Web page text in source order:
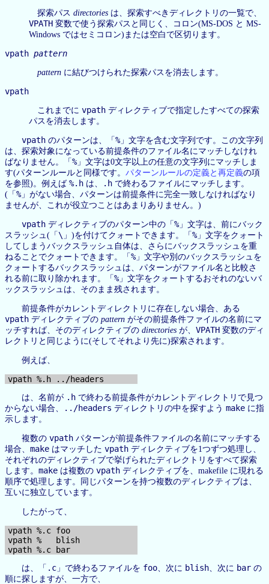
探索パス directories は、探索すべきディレクトリの一覧で、
VPATH 変数で使う探索パスと同じく、コロン(MS-DOS と MS-
Windows ではセミコロン)または空白で区切ります。
vpath pattern
pattern に結びつけられた探索パスを消去します。
vpath
これまでに vpath ディレクティブで指定したすべての探索
パスを消去します。
vpath のパターンは、「 %」文字を含む文字列です。この文字列
は、探索対象になっている前提条件のファイル名にマッチしなけれ
ばなりません。「 %」文字は0文字以上の任意の文字列にマッチしま
す(パターンルールと同様です。 パターンルールの定義と再定義の項
を参照)。例えば %.h は、 .h で終わるファイルにマッチします。
(「 %」がない場合、パターンは前提条件に完全一致しなければなり
ませんが、これが役立つことはあまりありません。)
vpath ディレクティブのパターン中の「 %」文字は、前にバック
スラッシュ(「 \ 」)を付けてクォートできます。「 %」文字をクォート
してしまうバックスラッシュ自体は、さらにバックスラッシュを重
ねることでクォートできます。「 %」文字や別のバックスラッシュを
クォートするバックスラッシュは、パターンがファイル名と比較さ
れる前に取り除かれます。「 %」文字をクォートするおそれのないバ
ックスラッシュは、そのまま残されます。
前提条件がカレントディレクトリに存在しない場合、ある
vpath ディレクティブの pattern がその前提条件ファイルの名前にマ
ッチすれば、そのディレクティブの directories が、 VPATH 変数のディ
レクトリと同じように(そしてそれより先に)探索されます。
例えば、
は、名前が .h で終わる前提条件がカレントディレクトリで見つ
からない場合、
../headers ディレクトリの中を探すよう make に指
示します。
複数の vpath パターンが前提条件ファイルの名前にマッチする
場合、 make はマッチした vpath ディレクティブを1つずつ処理し、
それぞれのディレクティブで挙げられたディレクトリをすべて探索
します。 make は複数の vpath ディレクティブを、makefile に現れる
順序で処理します。同じパターンを持つ複数のディレクティブは、
互いに独立しています。
したがって、
vpath %.c foo
vpath %   blish
は、「 .c 」で終わるファイルを foo 、次に blish 、次に bar の
順に探しますが、一方で、